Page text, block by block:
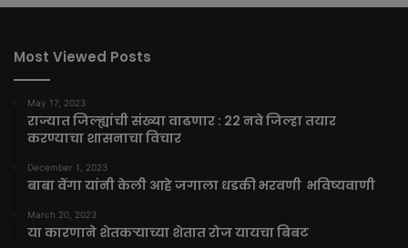
Most Viewed Posts
May 17, 2023
राज्यात जिल्ह्यांची संख्या वाढणार : 22 नवे जिल्हा तयार
करण्याचा शासनाचा विचार
December 1, 2023
बाबा वेंगा यांनी केली आहे जगाला धडकी भरवणी भविष्यवाणी
March 20, 2023
या कारणाने शेतकऱ्याच्या शेतात रोज यायचा बिबट